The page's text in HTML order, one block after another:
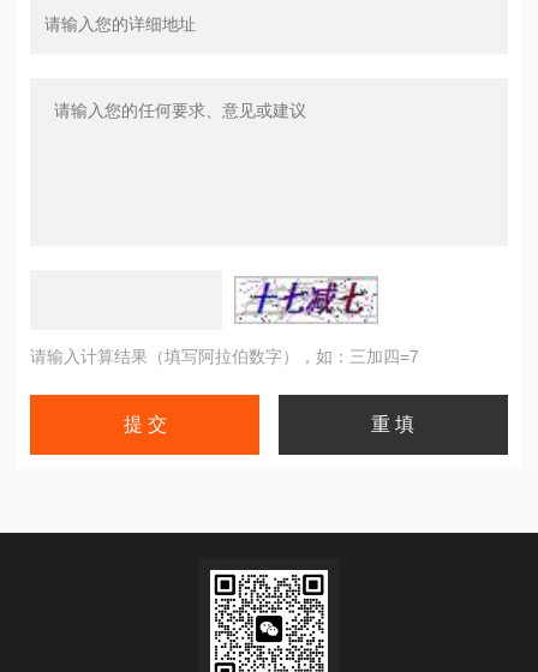
请输入计算结果（填写阿拉伯数字），如：三加四=7